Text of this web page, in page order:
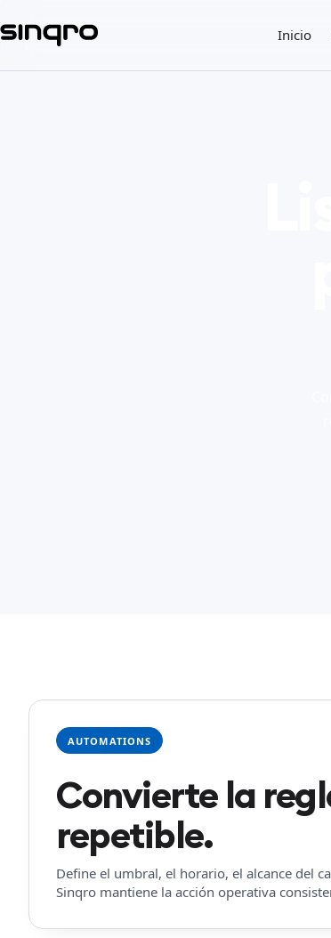
Inicio
AUTOMATIONS
Convierte la
repetible.
Define el umbral, el horario, el alcance del
Sinqro mantiene la acción operativa